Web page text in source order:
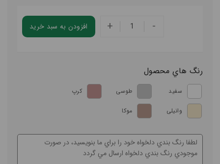
افزودن به سبد خريد -
+
رنگ هاي محصول
سفید طوسی کرپ
وانیلی موکا